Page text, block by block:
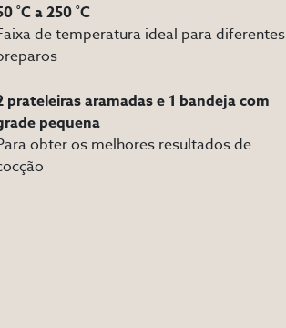
˚C a 250 ˚C
de temperatura ideal para diferentes
prateleiras aramadas e 1 bandeja com
pequena
obter os melhores resultados de